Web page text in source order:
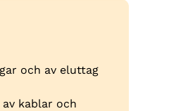
och av eluttag
kablar och